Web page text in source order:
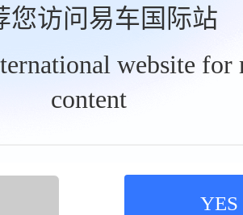
您访问易车国际站
website for
content
YES
自动两驱尊贵版